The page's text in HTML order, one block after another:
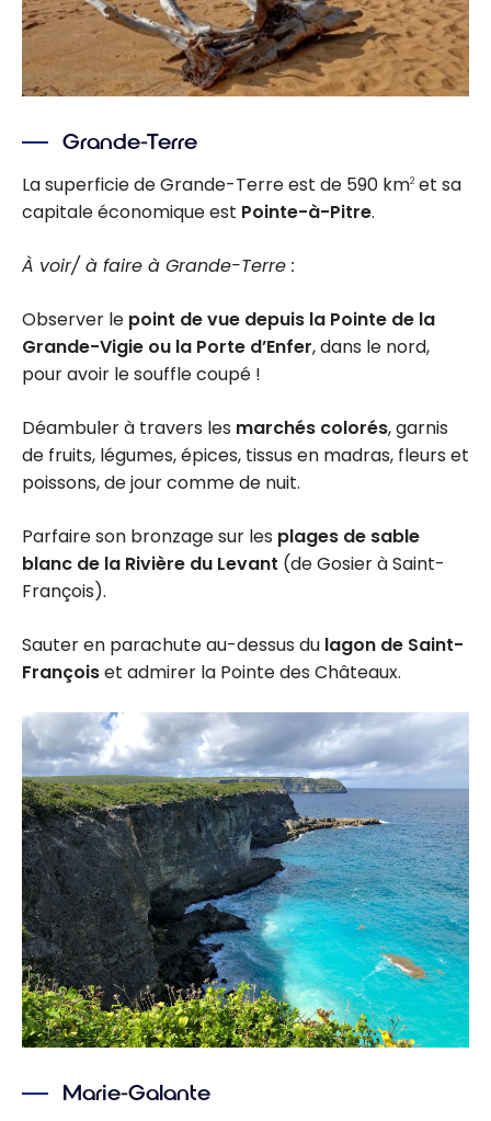
Grande-Terre
La superficie de Grande-Terre est de 590 km2 et sa
capitale économique est Pointe-à-Pitre.
À voir/ à faire à Grande-Terre :
Observer le point de vue depuis la Pointe de la
Grande-Vigie ou la Porte d’Enfer, dans le nord,
pour avoir le souffle coupé !
Déambuler à travers les marchés colorés, garnis
de fruits, légumes, épices, tissus en madras, fleurs et
poissons, de jour comme de nuit.
Parfaire son bronzage sur les plages de sable
blanc de la Rivière du Levant (de Gosier à Saint-
François).
Sauter en parachute au-dessus du lagon de Saint-
Françoiset admirer la Pointe des Châteaux.
Marie-Galante